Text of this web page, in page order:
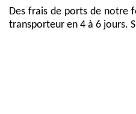
Des frais de ports de notre
transporteur en 4 à 6 jours.